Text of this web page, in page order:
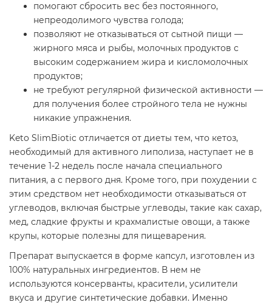
помогают сбросить вес без постоянного,
непреодолимого чувства голода;
позволяют не отказываться от сытной пищи —
жирного мяса и рыбы, молочных продуктов с
высоким содержанием жира и кисломолочных
продуктов;
не требуют регулярной физической активности —
для получения более стройного тела не нужны
никакие упражнения.
Keto SlimBiotic отличается от диеты тем, что кетоз,
необходимый для активного липолиза, наступает не в
течение 1-2 недель после начала специального
питания, а с первого дня. Кроме того, при похудении с
этим средством нет необходимости отказываться от
углеводов, включая быстрые углеводы, такие как сахар,
мед, сладкие фрукты и крахмалистые овощи, а также
крупы, которые полезны для пищеварения.
Препарат выпускается в форме капсул, изготовлен из
100% натуральных ингредиентов. В нем не
используются консерванты, красители, усилители
вкуса и другие синтетические добавки. Именно